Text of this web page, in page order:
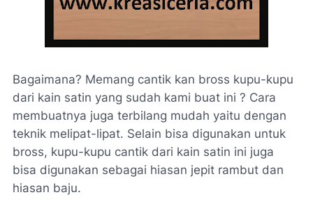
Bagaimana? Memang cantik kan bross kupu-kupu
dari kain satin yang sudah kami buat ini ? Cara
membuatnya juga terbilang mudah yaitu dengan
teknik melipat-lipat. Selain bisa digunakan untuk
bross, kupu-kupu cantik dari kain satin ini juga
bisa digunakan sebagai hiasan jepit rambut dan
hiasan baju.